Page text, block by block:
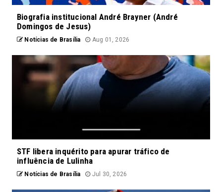
Biografia institucional André Brayner (André
Domingos de Jesus)
Notícias de Brasília Aug 01, 2026
STF libera inquérito para apurar tráfico de
influência de Lulinha
Notícias de Brasília Jul 30, 2026